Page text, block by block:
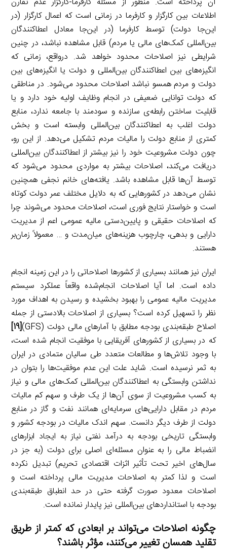
اطلاعات بین کارگزار و کارفرما در زمانی است که اعمال کارگزار (در
این‌جا دولت) توسط کارفرما (در این‌جا معادل اعطاکنندگان
بین‌المللی کمک‌های مالی یا مردم) قابل مشاهده نباشد، در چنین
شرایطی نیز اصلاحات محدود خواهد شد. درواقع، زمانی که
انگیزه‌های بین اعطاکنندگان بین‌المللی و دولت یا انگیزه‌های بین
دولت و مردم همسو نباشد اصلاحات محدود می‌شود. در مناطقی
که دولت توانایی ضعیفی در انجام وظایف اولیه خود دارد و یا
قابلیت ساختن رابطه‌ی سازنده و سودمند با جامعه ندارد، منابع
دولت اغلب به اعطاکنندگان بین‌المللی وابسته است و بخش
کمتری از منابع دولت را مالیات مردم تشکیل می‌دهد. از این رو،
چون دولت مشروعیت خود را نیز بیشتر از اعطاکنندگان بین‌المللی
دریافت می‌کند، اصلاحات بیشتر به مواردی محدود می‌شود که
توسط آن‌ها قابل مشاهده باشد. یافته‌های خانم نجفی همچنین
نشان می‌دهد در کشورهایی که به دلایل مختلف عمر دولت کوتاه
است و خواستار نتایج فوری است، اصلاحات محدود می‌شوند چرا
که اصلاحات حقیقی و پایین‌دستی مالیه عمومی اعم از مدیریت
دارایی و بدهی، چارچوب هزینه‌های میان‌مدت و … معمولاً زمان‌بر
هستند.
ایران نیز همانند بسیاری از کشورها اصلاحاتی را در این زمینه انجام
داده است. اما آیا اصلاحات انجام‌شده واقعاً عملکرد سیستم
مدیریت مالیه عمومی را بهبود بخشیده و رسیدن به اهداف مورد
نظر را تسهیل کرده است؟ بسیاری از اصلاحات بالادستی از جمله
اصلاح طبقه‌بندی بودجه مطابق با آمارهای مالی دولت (GFS)
[19]
که در بسیاری از کشورهای آفریقایی با موفقیت انجام شده است،
با وجود تلاش‌ها و مطالعات متعدد طی سالیان متمادی در ایران
به ثمر نرسیده است. شاید علت این عدم موفقیت‌ها را بتوان در
نداشتن وابستگی به اعطاکنندگان بین‌المللی کمک‌های مالی و نیاز
به کسب مشروعیت از سوی آن‌ها از یک طرف و سهم کم مالیات
مردم در مقابل دارایی‌های سرمایه‌ای همانند نفت و گاز در منابع
دولت از طرف دیگر دانست. سهم اندک مالیات در بودجه کشور و
وابستگی تاریخی بودجه به درآمد نفتی نیاز به ایجاد ابزارهای
انضباط مالی را به عنوان مسئله‌ای اصلی برای دولت (به جز در
سال‌های اخیر تحت تأثیر اثزات اقتصادی تحریم) تبدیل نکرده
است و لذا کمتر به اصلاحات مدیریت مالی پرداخته است و
اصلاحات معدود صورت گرفته حتی در حد انطباق طبقه‌بندی
بودجه با استانداردهای بین‌المللی نیز پایدار نمانده است.
چگونه اصلاحات می‌تواند بر ابعادی که کمتر از طریق
تقلید همسان تغییر می‌کنند، مؤثر باشند؟